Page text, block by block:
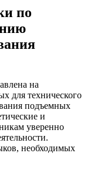
по
на
для технического
подъемных
и
уверенно
необходимых